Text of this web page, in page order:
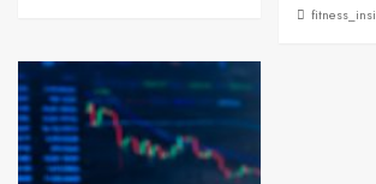
fitness_insi